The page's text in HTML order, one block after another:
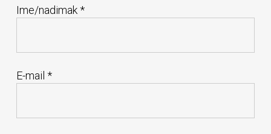
Ime/nadimak*
E-mail *